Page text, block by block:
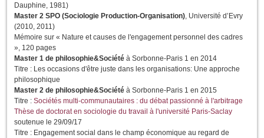
Dauphine, 1981)
Master 2 SPO (Sociologie Production-Organisation), Université d’Evry
(2010, 2011)
Mémoire sur « Nature et causes de l'engagement personnel des cadres
», 120 pages
Master 1 de philosophie&Société à Sorbonne-Paris 1 en 2014
Titre : Les occasions d'être juste dans les organisations: Une approche
philosophique
Master 2 de philosophie&Société à Sorbonne-Paris 1 en 2015
Titre : Sociétés multi-communautaires : du débat passionné à l'arbitrage
Thèse de doctorat en sociologie du travail à l'université Paris-Saclay
soutenue le 29/09/17
Titre : Engagement social dans le champ économique au regard de